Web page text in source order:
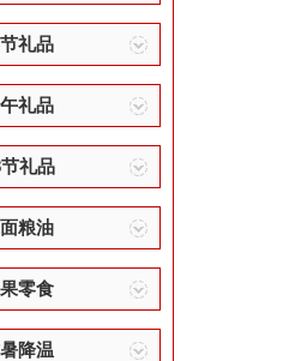
礼品
礼品
礼品
粮油
零食
降温